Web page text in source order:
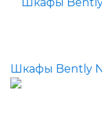
Шкафы Bently